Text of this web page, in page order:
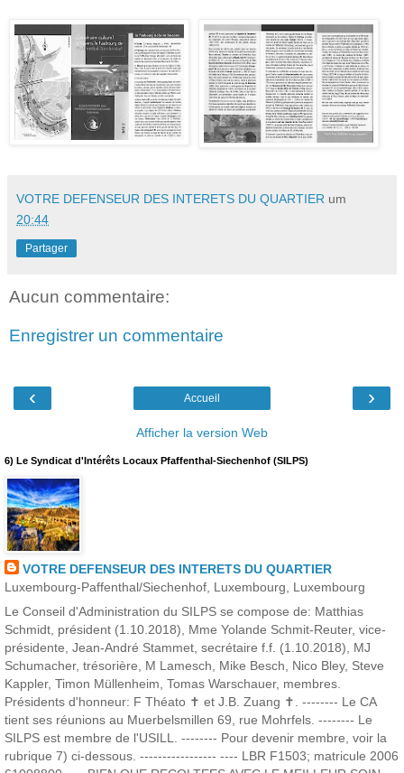
VOTRE DEFENSEUR DES INTERETS DU QUARTIER um
20:44
Partager
Aucun commentaire:
Enregistrer un commentaire
‹ ›
Accueil
Afficher la version Web
6) Le Syndicat d'Intérêts Locaux Pfaffenthal-Siechenhof (SILPS)
VOTRE DEFENSEUR DES INTERETS DU QUARTIER
Luxembourg-Paffenthal/Siechenhof, Luxembourg, Luxembourg
Le Conseil d'Administration du SILPS se compose de: Matthias
Schmidt, président (1.10.2018), Mme Yolande Schmit-Reuter, vice-
présidente, Jean-André Stammet, secrétaire f.f. (1.10.2018), MJ
Schumacher, trésorière, M Lamesch, Mike Besch, Nico Bley, Steve
Kappler, Timon Müllenheim, Tomas Warschauer, membres.
Présidents d'honneur: F Théato ✝ et J.B. Zuang ✝. -------- Le CA
tient ses réunions au Muerbelsmillen 69, rue Mohrfels. -------- Le
SILPS est membre de l'USILL. -------- Pour devenir membre, voir la
rubrique 7) ci-dessous. ----------------- ---- LBR F1503; matricule 2006